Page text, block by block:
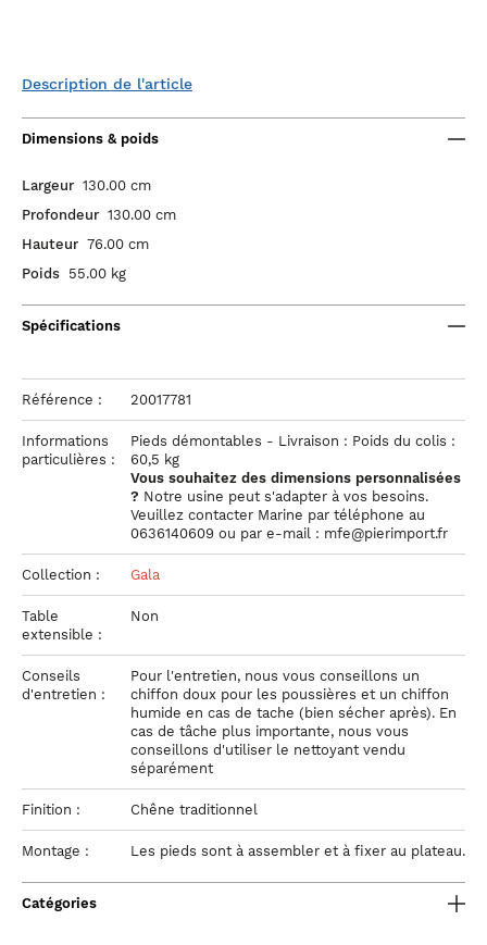
Description de l'article
Dimensions & poids
Largeur 130.00 cm
Profondeur 130.00 cm
Hauteur 76.00 cm
Poids 55.00 kg
Spécifications
Référence : 20017781
Informations
particulières :
Pieds démontables - Livraison : Poids du colis :
60,5 kg
Vous souhaitez des dimensions personnalisées
? Notre usine peut s'adapter à vos besoins.
Veuillez contacter Marine par téléphone au
0636140609 ou par e-mail : mfe@pierimport.fr
Collection : Gala
Table
extensible :
Non
Conseils
d'entretien :
Pour l'entretien, nous vous conseillons un
chiffon doux pour les poussières et un chiffon
humide en cas de tache (bien sécher après). En
cas de tâche plus importante, nous vous
conseillons d'utiliser le nettoyant vendu
séparément
Finition : Chêne traditionnel
Montage : Les pieds sont à assembler et à fixer au plateau.
Catégories